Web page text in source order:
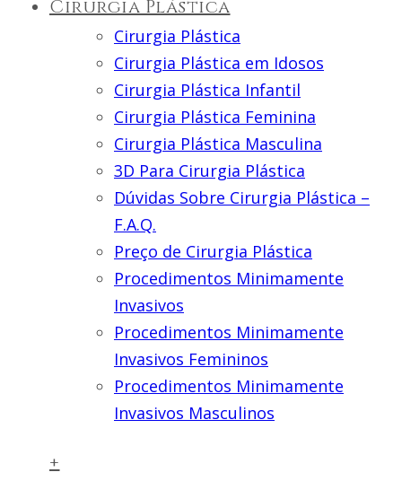
Cirurgia Plástica
Cirurgia Plástica
Cirurgia Plástica em Idosos
Cirurgia Plástica Infantil
Cirurgia Plástica Feminina
Cirurgia Plástica Masculina
3D Para Cirurgia Plástica
Dúvidas Sobre Cirurgia Plástica –
F.A.Q.
Preço de Cirurgia Plástica
Procedimentos Minimamente
Invasivos
Procedimentos Minimamente
Invasivos Femininos
Procedimentos Minimamente
Invasivos Masculinos
+